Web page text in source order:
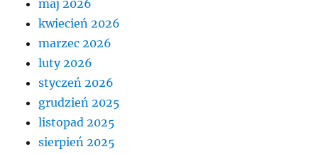
maj 2026
kwiecień 2026
marzec 2026
luty 2026
styczeń 2026
grudzień 2025
listopad 2025
sierpień 2025